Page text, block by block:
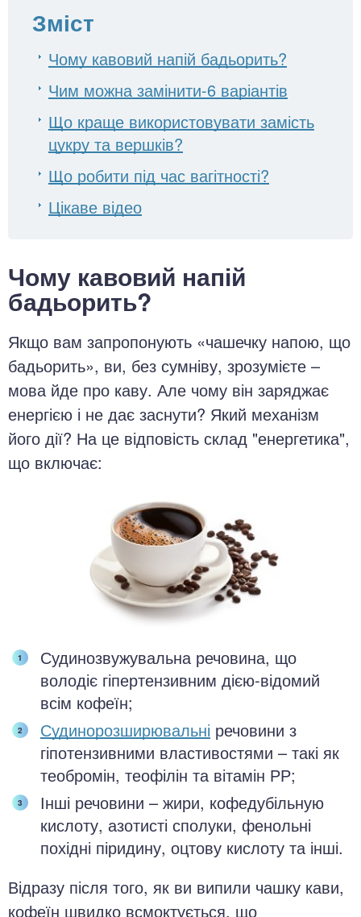
Зміст
Чому кавовий напій бадьорить?
Чим можна замінити-6 варіантів
Що краще використовувати замість
цукру та вершків?
Що робити під час вагітності?
Цікаве відео
Чому кавовий напій
бадьорить?
Якщо вам запропонують «чашечку напою, що
бадьорить», ви, без сумніву, зрозумієте –
мова йде про каву. Але чому він заряджає
енергією і не дає заснути? Який механізм
його дії? На це відповість склад "енергетика",
що включає:
Судинозвужувальна речовина, що
володіє гіпертензивним дією-відомий
всім кофеїн;
Судинорозширювальні речовини з
гіпотензивними властивостями – такі як
теобромін, теофілін та вітамін РР;
Інші речовини – жири, кофедубільную
кислоту, азотисті сполуки, фенольні
похідні піридину, оцтову кислоту та інші.
Відразу після того, як ви випили чашку кави,
кофеїн швидко всмоктується, що